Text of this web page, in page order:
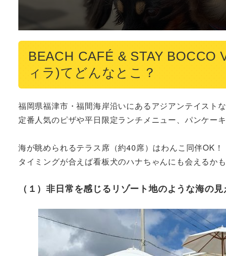
BEACH CAFÉ & STAY
ィラ)てどんなとこ？
福岡県福津市・福間海岸沿いにあるアジアンテイスト
定番人気のピザや平日限定ランチメニュー、パンケー
海が眺められるテラス席（約40席）はわんこ同伴OK！
タイミングが合えば看板犬のハナちゃんにも会えるかも
（１）非日常を感じるリゾート地のような海の